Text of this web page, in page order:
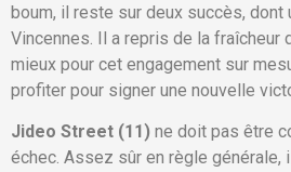
boum, il reste sur deux succès, dont
Vincennes. Il a repris de la fraîcheur
mieux pour cet engagement sur
profiter pour signer une nouvelle
Jideo Street (11) ne doit pas être
échec. Assez sûr en règle générale,